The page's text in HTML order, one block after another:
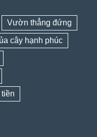
Vườn thẳng đứng
cây hạnh phúc